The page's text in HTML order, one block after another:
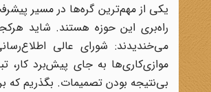
یکی از مهم‌ترین گره‌ها در مسیر
می‌خندیدند: شورای عالی
موازی‌کاری‌ها به جای پیش‌برد
بی‌نتیجه بودن تصمیمات. بگذریم که